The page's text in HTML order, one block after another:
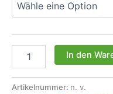
Schmerzmittel
In den
Artikelnummer: n. v.